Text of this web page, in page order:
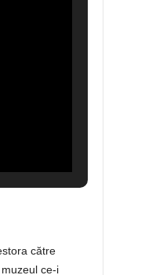
către
ce-i